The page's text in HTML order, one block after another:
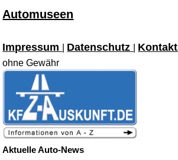
Automuseen
Impressum Datenschutz Kontakt
ohne Gewähr
Aktuelle Auto-News